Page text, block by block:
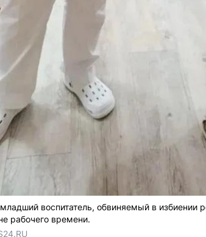
воспитатель, обвиняемый в избиении
рабочего времени.